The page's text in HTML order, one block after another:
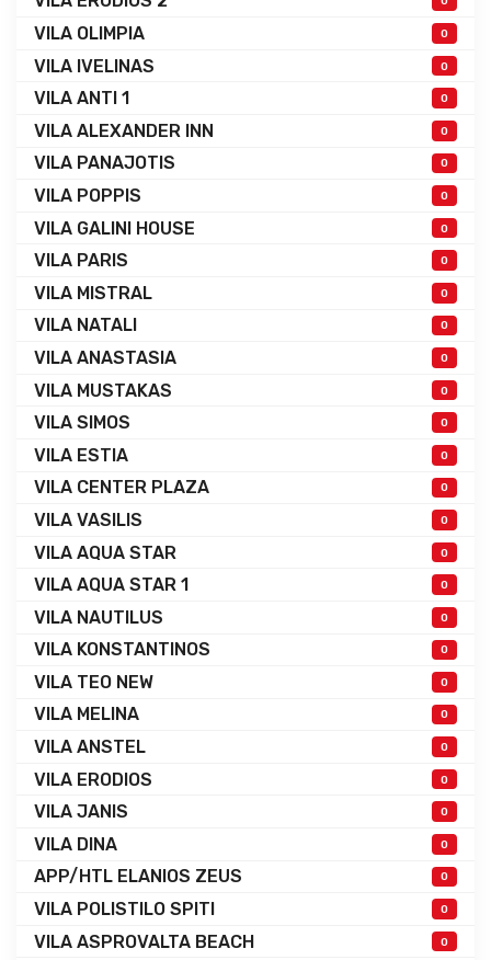
VILA OLIMPIA 0
VILA IVELINAS 0
VILA ANTI 1 0
VILA ALEXANDER INN 0
VILA PANAJOTIS 0
VILA POPPIS 0
VILA GALINI HOUSE 0
VILA PARIS 0
VILA MISTRAL 0
VILA NATALI 0
VILA ANASTASIA 0
VILA MUSTAKAS 0
VILA SIMOS 0
VILA ESTIA 0
VILA CENTER PLAZA 0
VILA VASILIS 0
VILA AQUA STAR 0
VILA AQUA STAR 1 0
VILA NAUTILUS 0
VILA KONSTANTINOS 0
VILA TEO NEW 0
VILA MELINA 0
VILA ANSTEL 0
VILA ERODIOS 0
VILA JANIS 0
VILA DINA 0
APP/HTL ELANIOS ZEUS 0
VILA POLISTILO SPITI 0
VILA ASPROVALTA BEACH 0